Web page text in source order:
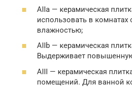
AIIa — керамическая
использовать в
влажностью;
AIIb — керамическая
Выдерживает
AIII — керамическая
помещений. Для ванной